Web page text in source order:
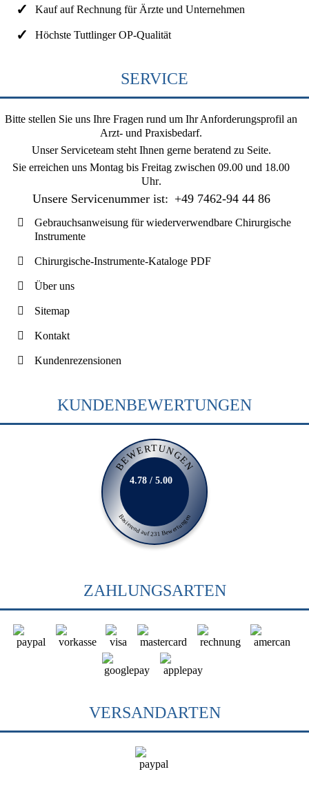
Kauf auf Rechnung für Ärzte und Unternehmen
Höchste Tuttlinger OP-Qualität
SERVICE
Bitte stellen Sie uns Ihre Fragen rund um Ihr Anforderungsprofil an
Arzt- und Praxisbedarf.
Unser Serviceteam steht Ihnen gerne beratend zu Seite.
Sie erreichen uns Montag bis Freitag zwischen 09.00 und 18.00
Uhr.
Unsere Servicenummer ist: +49 7462-94 44 86
Gebrauchsanweisung für wiederverwendbare Chirurgische
Instrumente
Chirurgische-Instrumente-Kataloge PDF
Über uns
Sitemap
Kontakt
Kundenrezensionen
KUNDENBEWERTUNGEN
BEWERTUNGEN
Basierend auf 231 Bewertungen
4.78 / 5.00
ZAHLUNGSARTEN
VERSANDARTEN